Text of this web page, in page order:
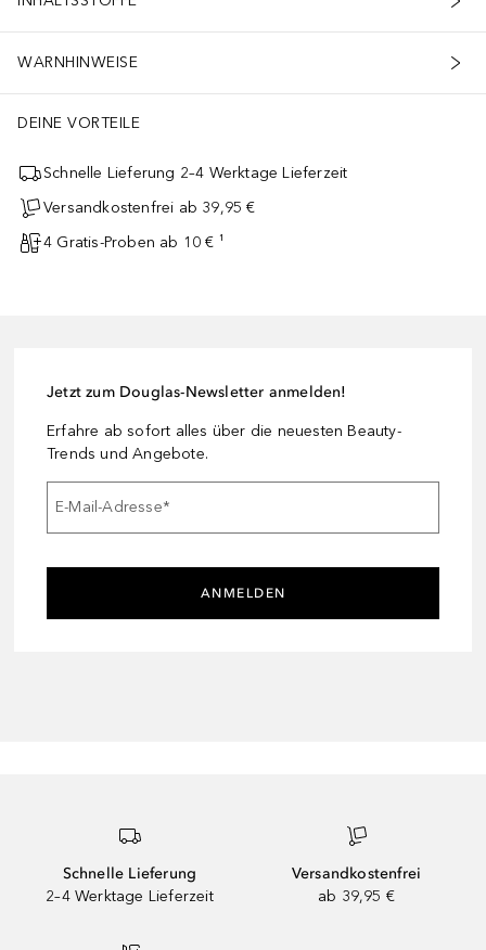
WARNHINWEISE
DEINE VORTEILE
Schnelle Lieferung 2–4 Werktage Lieferzeit
Versandkostenfrei ab 39,95 €
4 Gratis-Proben ab 10 € ¹
Jetzt zum Douglas-Newsletter anmelden!
Erfahre ab sofort alles über die neuesten Beauty-
Trends und Angebote.
E-Mail-Adresse*
ANMELDEN
Schnelle Lieferung
2–4 Werktage Lieferzeit
Versandkostenfrei
ab 39,95 €